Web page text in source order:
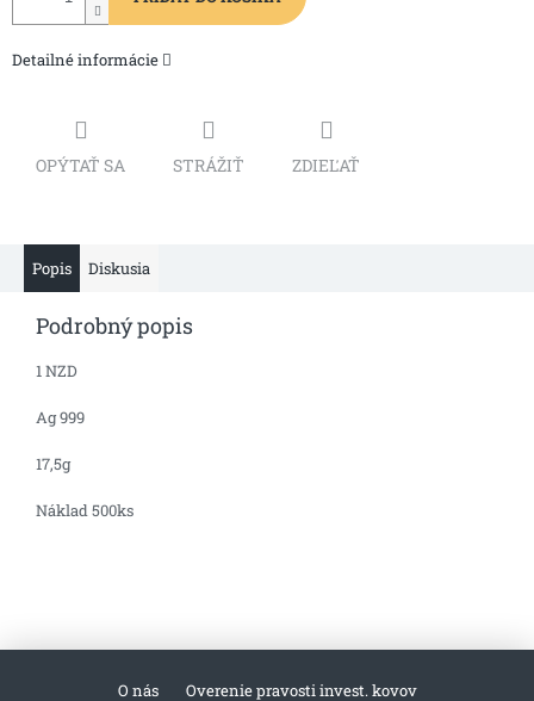
Detailné informácie
OPÝTAŤ SA STRÁŽIŤ ZDIEĽAŤ
Popis Diskusia
Podrobný popis
1 NZD
Ag 999
17,5g
Náklad 500ks
O nás Overenie pravosti invest. kovov